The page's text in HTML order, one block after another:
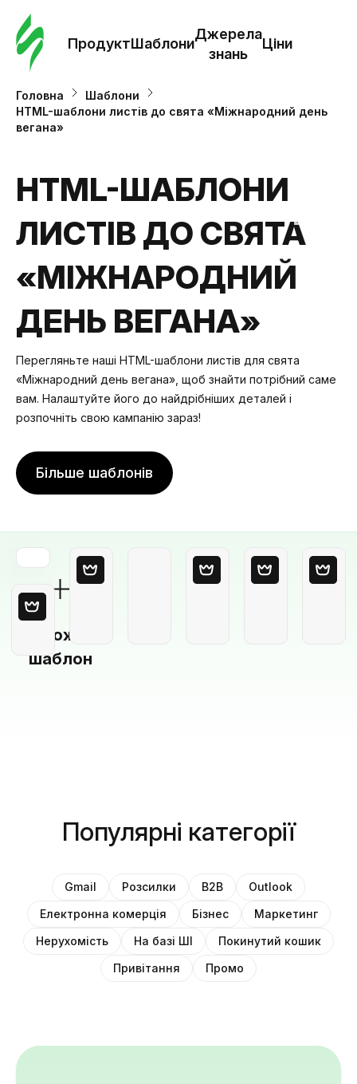
ПродуктШаблони
Джерела
знань
Ціни
Ціни
Головна
Шаблони
HTML-шаблони листів до свята «Міжнародний день
вегана»
HTML-ШАБЛОНИ
ЛИСТІВ ДО СВЯТА
«МІЖНАРОДНИЙ
ДЕНЬ ВЕГАНА»
Перегляньте наші HTML-шаблони листів для свята
«Міжнародний день вегана», щоб знайти потрібний саме
вам. Налаштуйте його до найдрібніших деталей і
розпочніть свою кампанію зараз!
Більше шаблонів
Порожній
шаблон
Популярні категорії
Gmail Розсилки B2B
Outlook
Електронна комерція
Бізнес
Маркетинг
Нерухомість
На базі ШІ
Покинутий кошик
Привітання
Промо